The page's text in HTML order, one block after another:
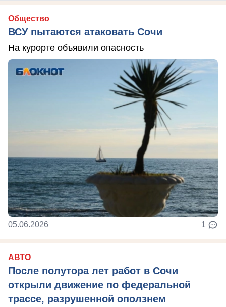
Общество
ВСУ пытаются атаковать Сочи
На курорте объявили опасность
05.06.2026 1
АВТО
После полутора лет работ в Сочи
открыли движение по федеральной
трассе, разрушенной оползнем